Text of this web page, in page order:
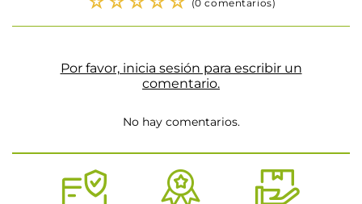
(0 comentarios)
Por favor, inicia sesión para escribir un
comentario.
No hay comentarios.